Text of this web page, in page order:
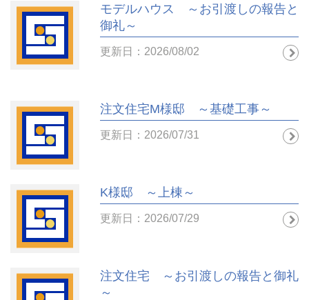
モデルハウス ～お引渡しの報告と
御礼～
更新日：2026/08/02
注文住宅M様邸 ～基礎工事～
更新日：2026/07/31
K様邸 ～上棟～
更新日：2026/07/29
注文住宅 ～お引渡しの報告と御礼
～